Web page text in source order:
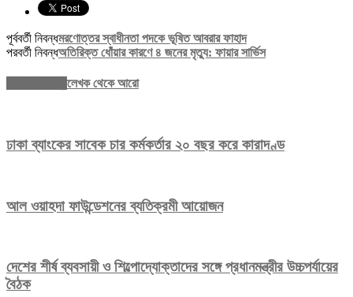
পূর্ববর্তী নিবন্ধমরণোত্তর স্বাধীনতা পদকে ভূষিত আবরার ফাহাদ
পরবর্তী নিবন্ধঅতিরিক্ত ধোঁয়ার কারণে ৪ জনের মৃত্যু: ফায়ার সার্ভিস
লেখক থেকে আরো
ঢাকা ব্যাংকের সাবেক চার কর্মকর্তার ২০ বছর করে কারাদণ্ড
আল ওয়াহদা ফাউন্ডেশনের ব্যতিক্রমী আয়োজন
দেশের শীর্ষ ব্যবসায়ী ও শিল্পোদ্যোক্তাদের সঙ্গে প্রধানমন্ত্রীর উচ্চপর্যায়ের
বৈঠক